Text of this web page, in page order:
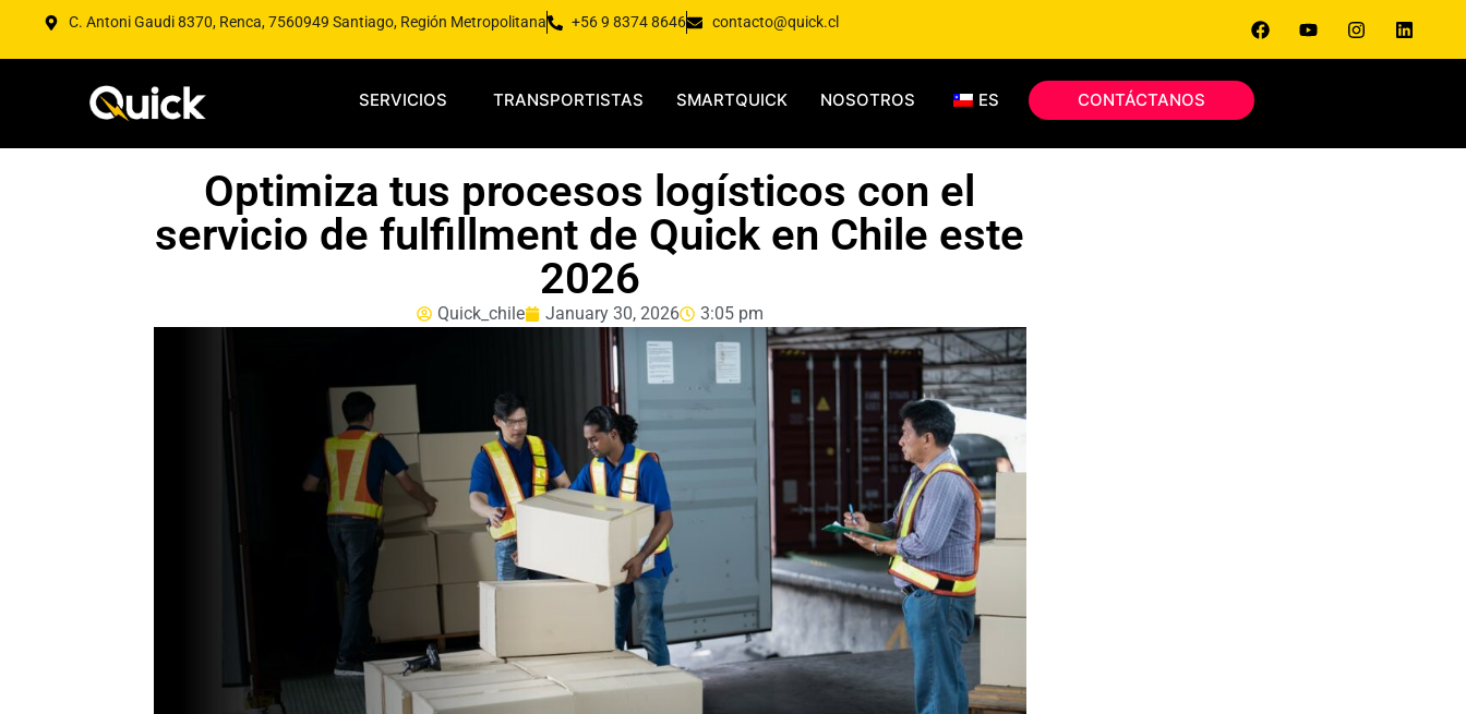
C. Antoni Gaudi 8370, Renca, 7560949 Santiago, Región Metropolitana +56 9 8374 8646 contacto@quick.cl
SERVICIOS TRANSPORTISTAS SMARTQUICK NOSOTROS ES CONTÁCTANOS
Optimiza tus procesos logísticos con el
servicio de fulfillment de Quick en Chile este
2026
Quick_chile January 30, 2026 3:05 pm